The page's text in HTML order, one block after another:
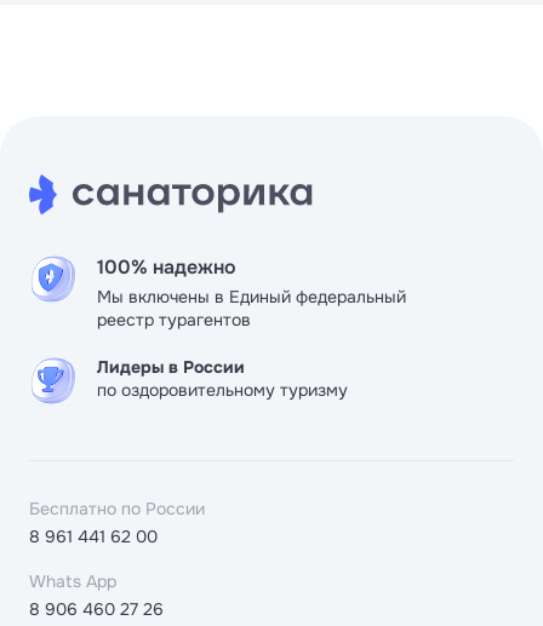
100% надежно
Мы включены в Единый федеральный
реестр турагентов
Лидеры в России
по оздоровительному туризму
Бесплатно по России
8 961 441 62 00
Whats App
8 906 460 27 26